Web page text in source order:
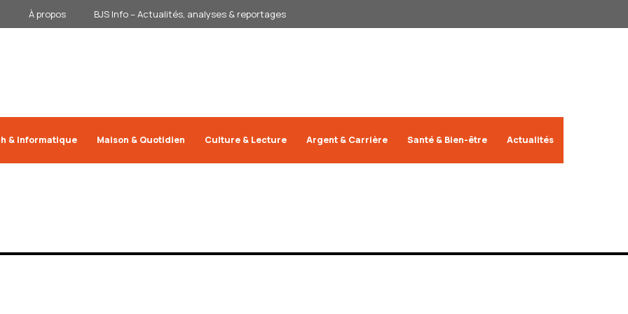
À propos BJS Info – Actualités, analyses & reportages
& Informatique Maison & Quotidien Culture & Lecture Argent & Carrière Santé & Bien-être Actualités